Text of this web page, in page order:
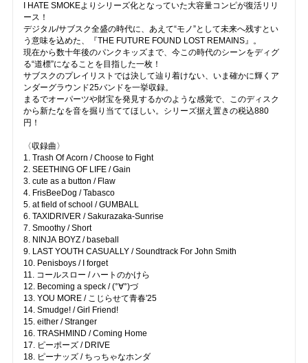
I HATE SMOKEよりシリーズ化となっていた大容量コンピが復活リリ
ース！
デジタル/サブスク全盛の時代に、あえて“モノ”として未来へ残すとい
う意味を込めた、『THE FUTURE FOUND LOST REMAINS』。
現在から数十年後のパンクキッズまで、今この時代のシーンをディグ
る“道標”になることを目指した一枚！
サブスクのプレイリストでは決して辿り着けない、いま確かに輝くア
ンダーグラウンド25バンドを一挙収録。
まるでオーパーツや財宝を発見するかのような感覚で、このディスク
から新たなを音を掘り当ててほしい。シリーズ据え置きの税込880
円！
〈収録曲〉
1. Trash Of Acorn / Choose to Fight
2. SEETHING OF LIFE / Gain
3. cute as a button / Flaw
4. FrisBeeDog / Tabasco
5. at field of school / GUMBALL
6. TAXIDRIVER / Sakurazaka-Sunrise
7. Smoothy / Short
8. NINJA BOYZ / baseball
9. LAST YOUTH CASUALLY / Soundtrack For John Smith
10. Penisboys / I forget
11. コールスロー / ハートのかけら
12. Becoming a speck / (°∀°)づ
13. YOU MORE / こじらせて青春'25
14. Smudge! / Girl Friend!
15. either / Stranger
16. TRASHMIND / Coming Home
17. ピーポーズ / DRIVE
18. ピーナッズ / ちっちゃなホンダ